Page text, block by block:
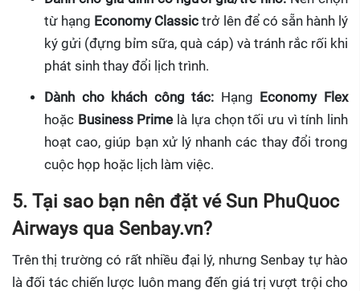
từ hạng Economy Classic trở lên để có sẵn hành lý
ký gửi (đựng bỉm sữa, quà cáp) và tránh rắc rối khi
phát sinh thay đổi lịch trình.
Dành cho khách công tác: Hạng
Economy Flex
hoặc Business Prime là lựa chọn tối ưu vì tính linh
hoạt cao, giúp bạn xử lý nhanh các thay đổi trong
cuộc họp hoặc lịch làm việc.
5. Tại sao bạn nên đặt vé Sun PhuQuoc
Airways qua Senbay.vn?
Trên thị trường có rất nhiều đại lý, nhưng Senbay tự hào
là đối tác chiến lược luôn mang đến giá trị vượt trội cho